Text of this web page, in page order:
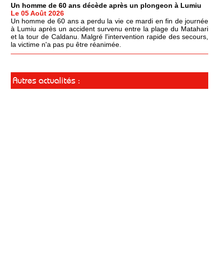
Un homme de 60 ans décède après un plongeon à Lumiu
Le 05 Août 2026
Un homme de 60 ans a perdu la vie ce mardi en fin de journée
à Lumiu après un accident survenu entre la plage du Matahari
et la tour de Caldanu. Malgré l'intervention rapide des secours,
la victime n'a pas pu être réanimée.
Autres actualités :